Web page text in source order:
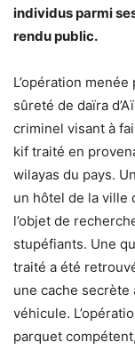
individus parmi
rendu public.
L’opération
sûreté de daïra
criminel visant à
kif traité en
wilayas du pays.
un hôtel de la ville
l’objet de
stupéfiants. Une
traité a été
une cache secrète
véhicule.
parquet